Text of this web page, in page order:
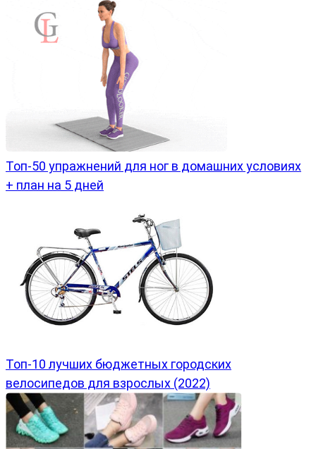
Топ-50 упражнений для ног в домашних условиях
+ план на 5 дней
Топ-10 лучших бюджетных городских
велосипедов для взрослых (2022)